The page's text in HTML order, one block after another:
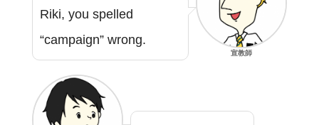
Riki, you spelled
“campaign” wrong.
宣教師